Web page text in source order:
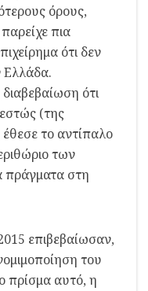
όρους,
πια
ότι δεν
Ελλάδα.
ότι
(της
το αντίπαλο
των
πράγματα στη
επιβεβαίωσαν,
του
πρίσμα αυτό, η